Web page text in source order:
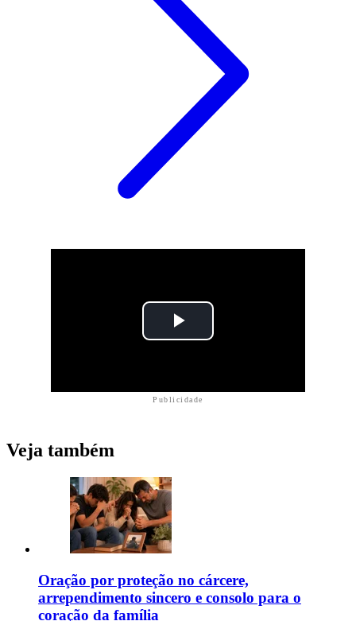
Publicidade
Veja também
Oração por proteção no cárcere,
arrependimento sincero e consolo para o
coração da família